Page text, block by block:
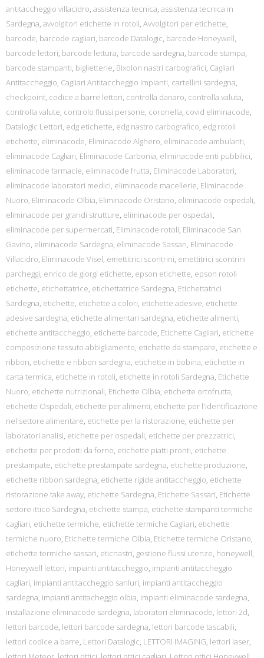
antitaccheggio villacidro, assistenza tecnica, assistenza tecnica in
Sardegna, avvolgitori etichette in rotoli, Avvolgitori per etichette,
barcode, barcode cagliari, barcode Datalogic, barcode Honeywell,
barcode lettori, barcode lettura, barcode sardegna, barcode stampa,
barcode stampanti, biglietterie, Bixolon nastri carbografici, Cagliari
Antitaccheggio, Cagliari Antitaccheggio Impianti, cartellini sardegna,
checkpoint, codice a barre lettori, controlla danaro, controlla valuta,
controlla valute, controlo flussi persone, coronella, covid eliminacode,
Datalogic Lettori, edg etichette, edg nastro carbografico, edg rotoli
etichette, eliminacode, Eliminacode Alghero, eliminacode ambulanti,
eliminacode Cagliari, Eliminacode Carbonia, eliminacode enti pubbilici,
eliminacode farmacie, eliminacode frutta, Eliminacode Laboratori,
eliminacode laboratori medici, eliminacode macellerie, Eliminacode
Nuoro, Eliminacode Olbia, Eliminacode Oristano, eliminacode ospedali,
eliminacode per grandi strutture, eliminacode per ospedali,
eliminacode per supermercati, Eliminacode rotoli, Eliminacode San
Gavino, eliminacode Sardegna, eliminacode Sassari, Eliminacode
Villacidro, Eliminacode Visel, emettitrici scontrini, emettitrici scontrini
parcheggi, enrico de giorgi etichette, epson etichette, epson rotoli
etichette, etichettatrice, etichettatrice Sardegna, Etichettatrici
Sardegna, etichette, etichette a colori, etichette adesive, etichette
adesive sardegna, etichette alimentari sardegna, etichette alimenti,
etichette antitaccheggio, etichette barcode, Etichette Cagliari, etichette
composizione tessuto abbigliamento, etichette da stampare, etichette e
ribbon, etichette e ribbon sardegna, etichette in bobina, etichette in
carta termica, etichette in rotoli, etichette in rotoli Sardegna, Etichette
Nuoro, etichette nutrizionali, Etichette Olbia, etichette ortofrutta,
etichette Ospedali, etichette per alimenti, etichette per l'identificazione
nel settore alimentare, etichette per la ristorazione, etichette per
laboratori analisi, etichette per ospedali, etichette per prezzatrici,
etichette per prodotti da forno, etichette piatti pronti, etichette
prestampate, etichette prestampate sardegna, etichette produzione,
etichette ribbon sardegna, etichette rigide antitaccheggio, etichette
ristorazione take away, etichette Sardegna, Etichette Sassari, Etichette
settore ittico Sardegna, etichette stampa, etichette stampanti termiche
cagliari, etichette termiche, etichette termiche Cagliari, etichette
termiche nuoro, Etichette termiche Olbia, Etichette termiche Oristano,
etichette termiche sassari, eticnastri, gestione flussi utenze, honeywell,
Honeywell lettori, impianti antitaccheggio, impianti antitaccheggio
cagliari, impianti antitaccheggio sanluri, impianti antitaccheggio
sardegna, impianti antitacheggio olbia, impianti eliminacode sardegna,
installazione eliminacode sardegna, laboratori eliminacode, lettori 2d,
lettori barcode, lettori barcode sardegna, lettori barcode tascabili,
lettori codice a barre, Lettori Datalogic, LETTORI IMAGING, lettori laser,